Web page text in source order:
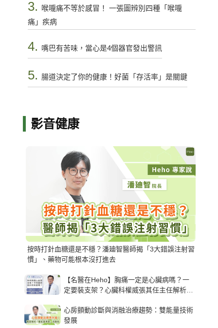
3.
喉嚨痛不等於感冒！ 一張圖辨別四種「喉嚨
痛」疾病
4. 嘴巴有苦味，當心是4個器官發出警訊
5. 腸道決定了你的健康！好菌「存活率」是關鍵
影音健康
按時打針血糖還是不穩？潘廸智醫師揭「3大錯誤注射習
慣」、藥物可能根本沒打進去
【名醫在Heho】胸痛一定是心臟病嗎？一
定要裝支架？心臟科權威張其任主任解析支
心房顫動診斷與消融治療趨勢：雙能量技術
發展